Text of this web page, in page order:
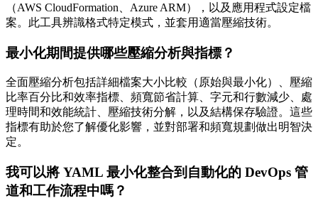
（AWS CloudFormation、Azure ARM），以及應用程式設定檔
案。此工具辨識格式特定模式，並套用適當壓縮技術。
最小化期間提供哪些壓縮分析與指標？
全面壓縮分析包括詳細檔案大小比較（原始與最小化）、壓縮
比率百分比和效率指標、頻寬節省計算、字元和行數減少、處
理時間和效能統計、壓縮技術分解，以及結構保存驗證。這些
指標有助於您了解優化影響，並對部署和頻寬規劃做出明智決
定。
我可以將 YAML 最小化整合到自動化的 DevOps 管
道和工作流程中嗎？